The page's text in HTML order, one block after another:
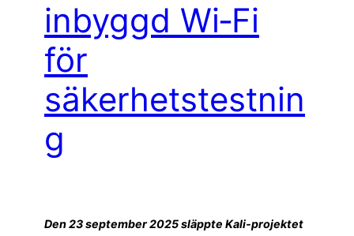
inbyggd Wi‑Fi
för
säkerhetstestnin
g
Den 23 september 2025 släppte Kali‑projektet